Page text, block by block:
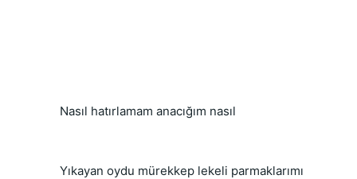
Nasıl hatırlamam anacığım nasıl
Yıkayan oydu mürekkep lekeli parmaklarımı